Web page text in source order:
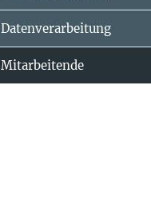
Datenverarbeitung
Mitarbeitende